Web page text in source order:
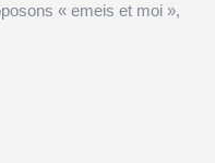
« emeis et moi »,